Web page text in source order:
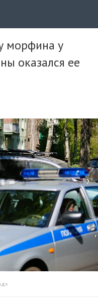
морфина у
оказался ее